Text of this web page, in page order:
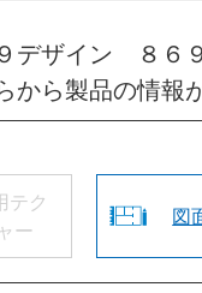
ザイン ８
から製品の情報
テク
ー
図